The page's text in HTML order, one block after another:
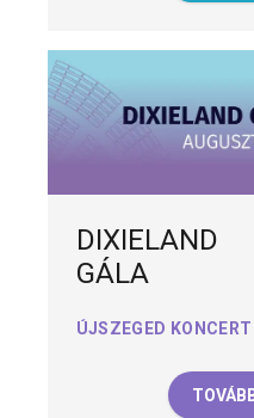
DIXIELAND
GÁLA
ÚJSZEGED KONCERT